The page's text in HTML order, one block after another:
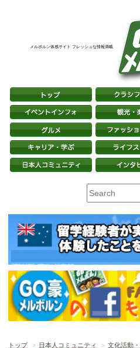
メルボルン体感サイト フレッシュな情報満載
トップ 日本人コミュニティ
文化活動